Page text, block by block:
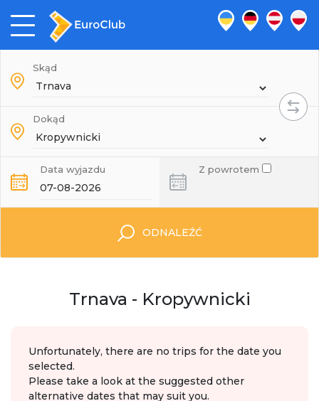
Skąd
Dokąd
Data wyjazdu Z powrotem
ODNALEŹĆ
Trnava - Kropywnicki
Unfortunately, there are no trips for the date you
selected.
Please take a look at the suggested other
alternative dates that may suit you.